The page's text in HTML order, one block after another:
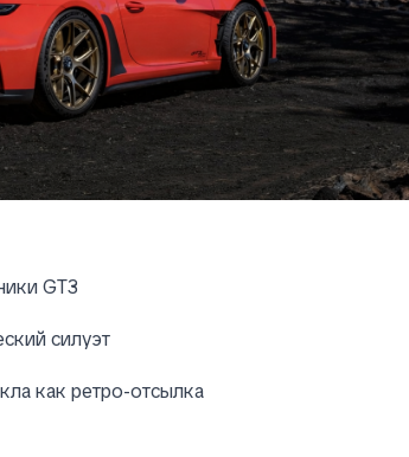
GT3
силуэт
как ретро-отсылка